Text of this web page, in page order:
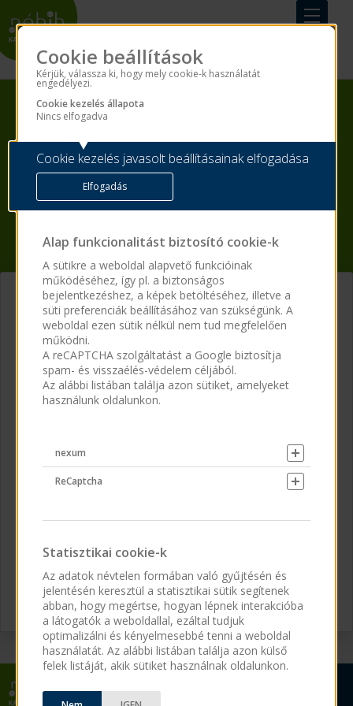
Cookie beállítások
Kérjük, válassza ki, hogy mely cookie-k használatát
engedélyezi.
Cookie kezelés állapota
Nincs elfogadva
Cookie kezelés javasolt beállításainak elfogadása
Elfogadás
Alap funkcionalitást biztosító cookie-k
A sütikre a weboldal alapvető funkcióinak
működéséhez, így pl. a biztonságos
bejelentkezéshez, a képek betöltéséhez, illetve a
süti preferenciák beállításához van szükségünk. A
weboldal ezen sütik nélkül nem tud megfelelően
működni.
A reCAPTCHA szolgáltatást a Google biztosítja
spam- és visszaélés-védelem céljából.
Az alábbi listában találja azon sütiket, amelyeket
használunk oldalunkon.
nexum
ReCaptcha
Statisztikai cookie-k
Az adatok névtelen formában való gyűjtésén és
jelentésén keresztül a statisztikai sütik segítenek
abban, hogy megértse, hogyan lépnek interakcióba
a látogatók a weboldallal, ezáltal tudjuk
optimalizálni és kényelmesebbé tenni a weboldal
használatát. Az alábbi listában találja azon külső
felek listáját, akik sütiket használnak oldalunkon.
BELÉPÉS
E-mail cím *
Jelszó*
HA MÉG NEM
REGISZTRÁLT,
Adja meg a személyes adatait, így regisztrációja egyben
általános jelentkezésként is funkcionál.